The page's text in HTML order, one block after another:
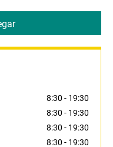
8:30 - 19:30
8:30 - 19:30
8:30 - 19:30
8:30 - 19:30